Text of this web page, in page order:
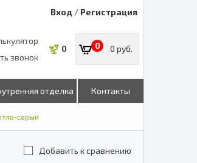
Вход / Регистрация
звонок
0 0 0 руб.
отделка Контакты
серый
Добавить к сравнению